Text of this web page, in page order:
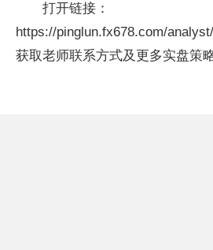
打开链接：
https://pinglun.fx678.com/
获取老师联系方式及更多实盘策